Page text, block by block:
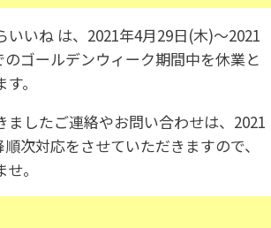
ト
名刺 / カード
パンフレット
ーメールフォーム
いいね は、2021年4月29日(木)～2021
ゴールデンウィーク期間中を休業と
。
ましたご連絡やお問い合わせは、2021
次対応をさせていただきますので、
。